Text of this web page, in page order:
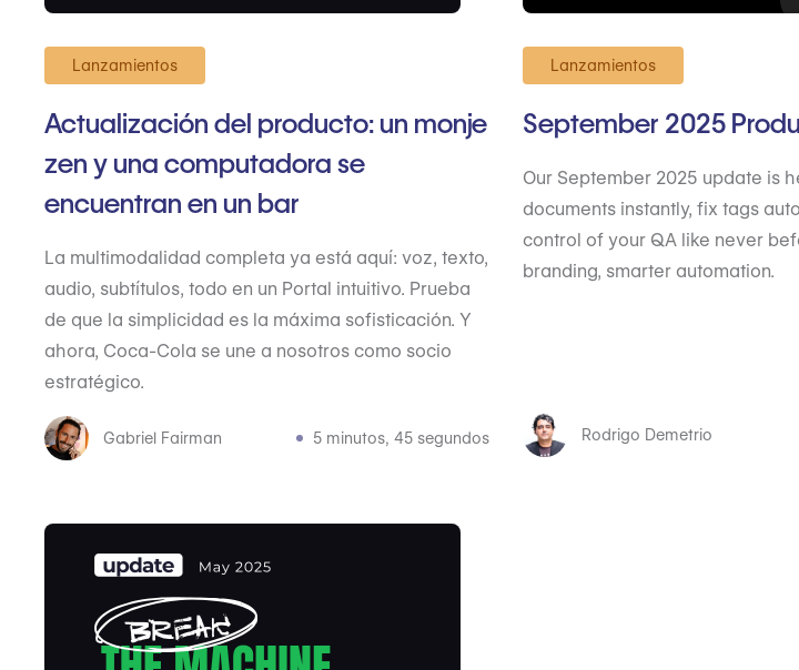
Lanzamientos
Actualización del producto: un monje
zen y una computadora se
encuentran en un bar
La multimodalidad completa ya está aquí: voz, texto,
audio, subtítulos, todo en un Portal intuitivo. Prueba
de que la simplicidad es la máxima sofisticación. Y
ahora, Coca-Cola se une a nosotros como socio
estratégico.
Gabriel Fairman 5 minutos, 45 segundos
Lanzamientos
September 2025
Our September 2025 update is
documents instantly, fix tags
control of your QA like never
branding, smarter automation.
Rodrigo Demetrio